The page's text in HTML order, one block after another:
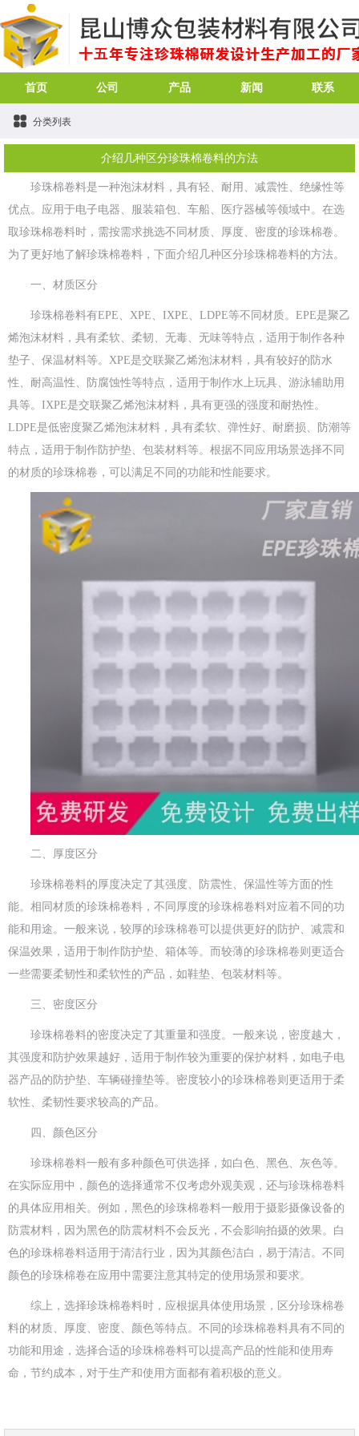
首页 公司 产品 新闻 联系
分类列表
介绍几种区分珍珠棉卷料的方法
珍珠棉卷料是一种泡沫材料，具有轻、耐用、减震性、绝缘性等
优点。应用于电子电器、服装箱包、车船、医疗器械等领域中。在选
取珍珠棉卷料时，需按需求挑选不同材质、厚度、密度的珍珠棉卷。
为了更好地了解珍珠棉卷料，下面介绍几种区分珍珠棉卷料的方法。
一、材质区分
珍珠棉卷料有EPE、XPE、IXPE、LDPE等不同材质。EPE是聚乙
烯泡沫材料，具有柔软、柔韧、无毒、无味等特点，适用于制作各种
垫子、保温材料等。XPE是交联聚乙烯泡沫材料，具有较好的防水
性、耐高温性、防腐蚀性等特点，适用于制作水上玩具、游泳辅助用
具等。IXPE是交联聚乙烯泡沫材料，具有更强的强度和耐热性。
LDPE是低密度聚乙烯泡沫材料，具有柔软、弹性好、耐磨损、防潮等
特点，适用于制作防护垫、包装材料等。根据不同应用场景选择不同
的材质的珍珠棉卷，可以满足不同的功能和性能要求。
二、厚度区分
珍珠棉卷料的厚度决定了其强度、防震性、保温性等方面的性
能。相同材质的珍珠棉卷料，不同厚度的珍珠棉卷料对应着不同的功
能和用途。一般来说，较厚的珍珠棉卷可以提供更好的防护、减震和
保温效果，适用于制作防护垫、箱体等。而较薄的珍珠棉卷则更适合
一些需要柔韧性和柔软性的产品，如鞋垫、包装材料等。
三、密度区分
珍珠棉卷料的密度决定了其重量和强度。一般来说，密度越大，
其强度和防护效果越好，适用于制作较为重要的保护材料，如电子电
器产品的防护垫、车辆碰撞垫等。密度较小的珍珠棉卷则更适用于柔
软性、柔韧性要求较高的产品。
四、颜色区分
珍珠棉卷料一般有多种颜色可供选择，如白色、黑色、灰色等。
在实际应用中，颜色的选择通常不仅考虑外观美观，还与珍珠棉卷料
的具体应用相关。例如，黑色的珍珠棉卷料一般用于摄影摄像设备的
防震材料，因为黑色的防震材料不会反光，不会影响拍摄的效果。白
色的珍珠棉卷料适用于清洁行业，因为其颜色洁白，易于清洁。不同
颜色的珍珠棉卷在应用中需要注意其特定的使用场景和要求。
综上，选择珍珠棉卷料时，应根据具体使用场景，区分珍珠棉卷
料的材质、厚度、密度、颜色等特点。不同的珍珠棉卷料具有不同的
功能和用途，选择合适的珍珠棉卷料可以提高产品的性能和使用寿
命，节约成本，对于生产和使用方面都有着积极的意义。